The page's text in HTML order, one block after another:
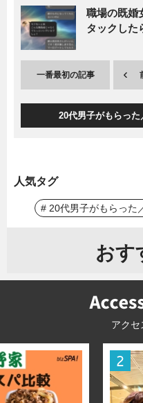
職場の既婚
タックし
一番最初の記事
20代男子がもらっ
人気タグ
# 20代男子がもらった
おす
アクセ